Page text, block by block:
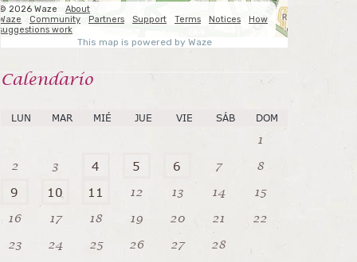
Calendarío
LUN MAR MIÉ JUE VIE SÁB DOM
1
2
3 4 5 6 7 8
9 10 11 12 13 14
15
16
17 18 19 20 21
22
23
24 25 26 27 28